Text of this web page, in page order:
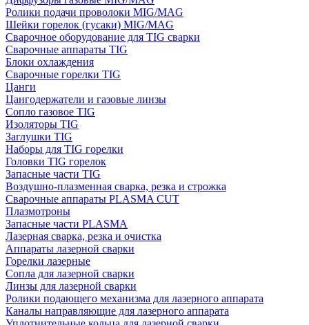
Ролики подачи проволоки MIG/MAG
Шейки горелок (гусаки) MIG/MAG
Сварочное оборудование для TIG сварки
Сварочные аппараты TIG
Блоки охлаждения
Сварочные горелки TIG
Цанги
Цангодержатели и газовые линзы
Сопло газовое TIG
Изоляторы TIG
Заглушки TIG
Наборы для TIG горелки
Головки TIG горелок
Запасные части TIG
Воздушно-плазменная сварка, резка и строжка
Сварочные аппараты PLASMA CUT
Плазмотроны
Запасные части PLASMA
Лазерная сварка, резка и очистка
Аппараты лазерной сварки
Горелки лазерные
Сопла для лазерной сварки
Линзы для лазерной сварки
Ролики подающего механизма для лазерного аппарата
Каналы направляющие для лазерного аппарата